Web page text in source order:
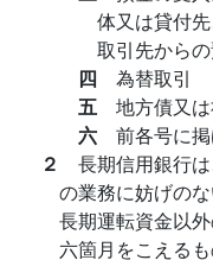
体又は貸付
取引先からの
四 為替取引
五 地方債又
六 前各号に
２ 長期信用銀行
の業務に妨げの
長期運転資金以
六箇月をこえる